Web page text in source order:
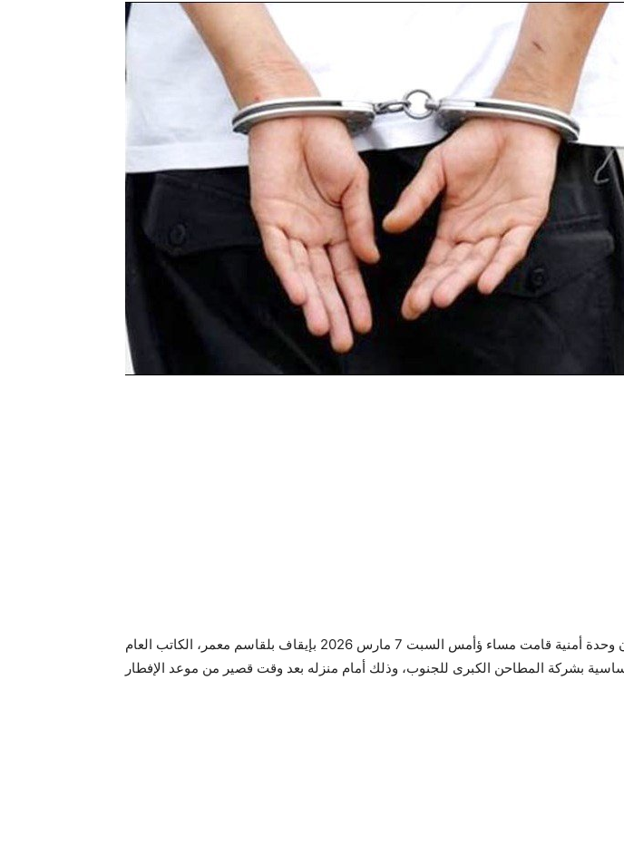
أفادت مصادر نقابية بأن وحدة أمنية قامت مساء ؤأمس السبت 7 مارس 2026 بإيقاف بلقاسم معمر، الكاتب العام